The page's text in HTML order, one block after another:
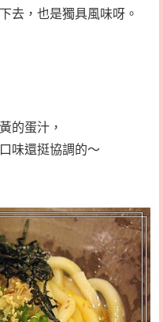
去，也是獨具風味呀。
的蛋汁，
味還挺協調的～